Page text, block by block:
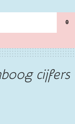
0
cijfers